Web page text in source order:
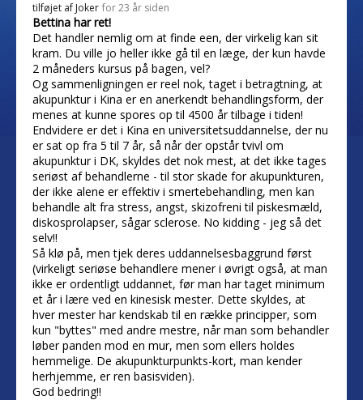
tilføjet af Joker for 23 år siden
Bettina har ret!
Det handler nemlig om at finde een, der virkelig kan sit
kram. Du ville jo heller ikke gå til en læge, der kun havde
2 måneders kursus på bagen, vel?
Og sammenligningen er reel nok, taget i betragtning, at
akupunktur i Kina er en anerkendt behandlingsform, der
menes at kunne spores op til 4500 år tilbage i tiden!
Endvidere er det i Kina en universitetsuddannelse, der nu
er sat op fra 5 til 7 år, så når der opstår tvivl om
akupunktur i DK, skyldes det nok mest, at det ikke tages
seriøst af behandlerne - til stor skade for akupunkturen,
der ikke alene er effektiv i smertebehandling, men kan
behandle alt fra stress, angst, skizofreni til piskesmæld,
diskosprolapser, sågar sclerose. No kidding - jeg så det
selv!!
Så klø på, men tjek deres uddannelsesbaggrund først
(virkeligt seriøse behandlere mener i øvrigt også, at man
ikke er ordentligt uddannet, før man har taget minimum
et år i lære ved en kinesisk mester. Dette skyldes, at
hver mester har kendskab til en række principper, som
kun "byttes" med andre mestre, når man som behandler
løber panden mod en mur, men som ellers holdes
hemmelige. De akupunkturpunkts-kort, man kender
herhjemme, er ren basisviden).
God bedring!!